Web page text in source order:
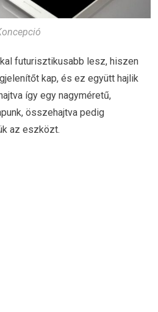
futurisztikusabb lesz, hiszen
kap, és ez együtt hajlik
így egy nagyméretű,
összehajtva pedig
az eszközt.